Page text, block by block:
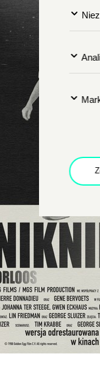
Wyrażam zgodę na
Administratorem danych
Zapoznałem/am się z
w
Polityce prywatności